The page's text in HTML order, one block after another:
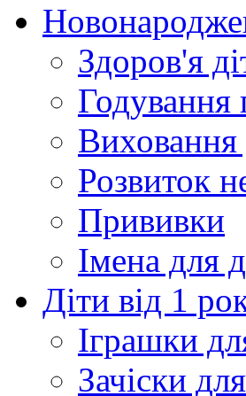
Здоров'я
Годування
Виховання
Розвиток
Прививки
Імена для
Діти від 1
Іграшки
Зачіски